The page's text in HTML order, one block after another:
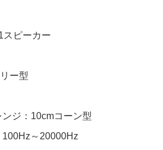
スピーカー
ー型
ジ：10cmコーン型
～20000Hz